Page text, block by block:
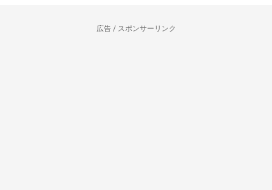
広告 / スポンサーリンク